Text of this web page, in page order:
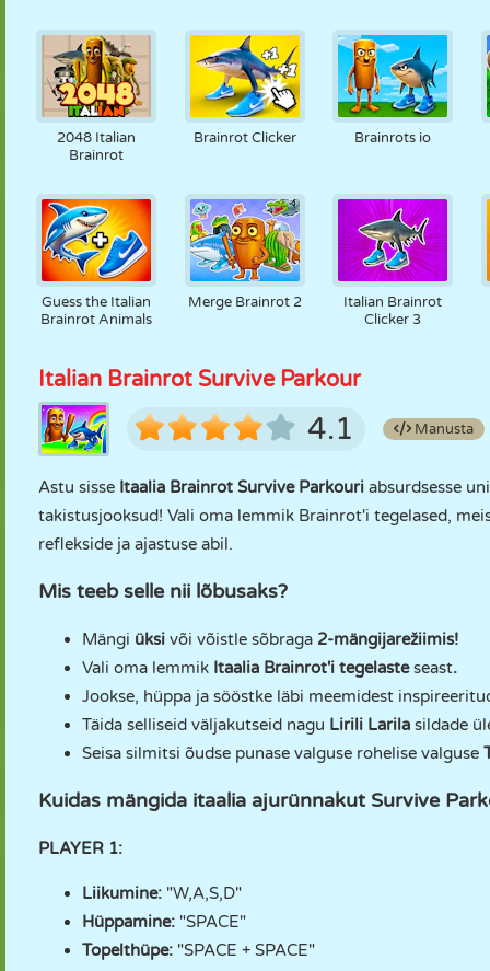
2048 Italian
Brainrot
Brainrot Clicker Brainrots io
Guess the Italian
Brainrot Animals
Merge Brainrot 2
Italian Brainrot
Clicker 3
Italian Brainrot Survive Parkour
4.1 Manusta
Astu sisse Itaalia Brainrot Survive Parkouri absurdsesse
takistusjooksud! Vali oma lemmik Brainrot'i tegelased,
reflekside ja ajastuse abil.
Mis teeb selle nii lõbusaks?
Mängi üksi või võistle sõbraga 2-mängijarežiimis!
Vali oma lemmik Itaalia Brainrot'i tegelasteseast.
Jookse, hüppa ja sööstke läbi meemidest
Täida selliseid väljakutseid nagu Lirili Larila sildade
Seisa silmitsi õudse punase valguse rohelise valguse
Kuidas mängida itaalia ajurünnakut Survive
PLAYER 1:
Liikumine: "W,A,S,D"
Hüppamine: "SPACE"
Topelthüpe: "SPACE + SPACE"